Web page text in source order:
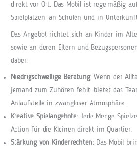
direkt vor Ort. Das Mobil ist regelmäßig
Spielplätzen, an Schulen und in
Das Angebot richtet sich an Kinder im
sowie an deren Eltern und
dabei:
Niedrigschwellige Beratung: Wenn der
jemand zum Zuhören fehlt, bietet das
Anlaufstelle in zwangloser Atmosphäre.
Kreative Spielangebote: Jede Menge
Action für die Kleinen direkt im Quartier.
Stärkung von Kinderrechten: Das Mobil